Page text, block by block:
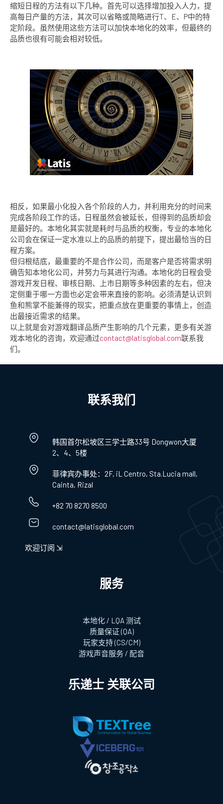
缩短日程的方法有以下几种。首先可以选择增加投入人力，提
高每日产量的方法，其次可以省略或简略进行T、E、P中的特
定阶段。虽然使用这些方法可以加快本地化的效率，但最终的
品质也很有可能会相对较低。
相反，如果最小化投入各个阶段的人力，并利用充分的时间来
完成各阶段工作的话，日程虽然会被延长，但得到的品质却会
是最好的。本地化其实就是耗时与品质的权衡，专业的本地化
公司会在保证一定水准以上的品质的前提下，提出最恰当的日
程方案。
但归根结底，最重要的不是合作公司，而是客户是否将需求明
确告知本地化公司，并努力与其进行沟通。本地化的日程会受
游戏开发日程、审核日期、上市日期等多种因素的左右，但决
定侧重于哪一方面也必定会带来直接的影响。必须清楚认识到
鱼和熊掌不能兼得的现实，把重点放在更重要的事情上，创造
出最接近需求的结果。
以上就是会对游戏翻译品质产生影响的几个元素，更多有关游
戏本地化的咨询，欢迎通过contact@latisglobal.com联系我
们。
联系我们
韩国首尔松坡区三学士路33号 Dongwon大厦
2、4、5楼
菲律宾办事处：2F, iL Centro, Sta.Lucia mall,
Cainta, Rizal
+82 70 8270 8500
contact@latisglobal.com
欢迎订阅 ⇲
服务
本地化 / LQA 测试
质量保证 (QA)
玩家支持 (CS/CM)
游戏声音服务 / 配音
乐递士 关联公司